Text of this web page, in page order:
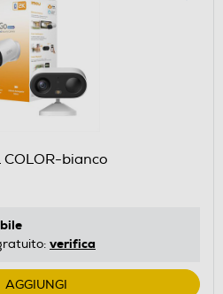
COLOR-bianco
verifica
AGGIUNGI